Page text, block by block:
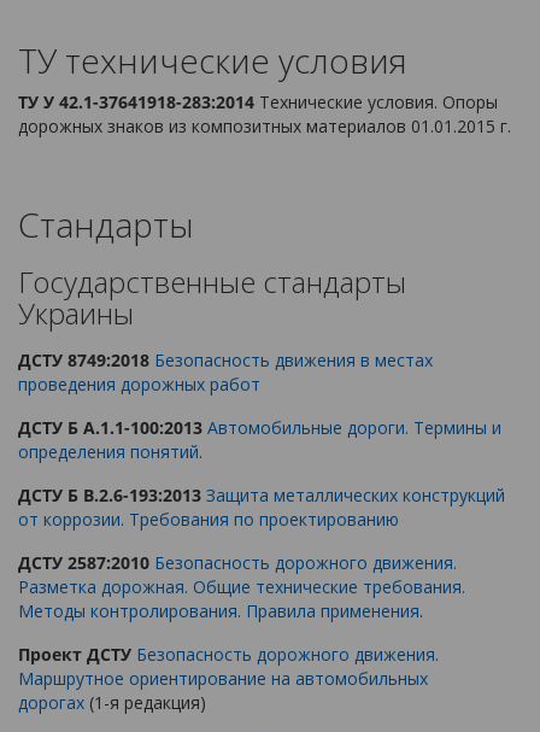
ТУ технические условия
ТУ У 42.1-37641918-283:2014 Технические условия. Опоры
дорожных знаков из композитных материалов 01.01.2015 г.
Стандарты
Государственные стандарты
Украины
ДСТУ 8749:2018 Безопасность движения в местах
проведения дорожных работ
ДСТУ Б А.1.1-100:2013 Автомобильные дороги. Термины и
определения понятий.
ДСТУ Б В.2.6-193:2013 Защита металлических конструкций
от коррозии. Требования по проектированию
ДСТУ 2587:2010 Безопасность дорожного движения.
Разметка дорожная. Общие технические требования.
Методы контролирования. Правила применения.
Проект ДСТУ Безопасность дорожного движения.
Маршрутное ориентирование на автомобильных
дорогах (1-я редакция)